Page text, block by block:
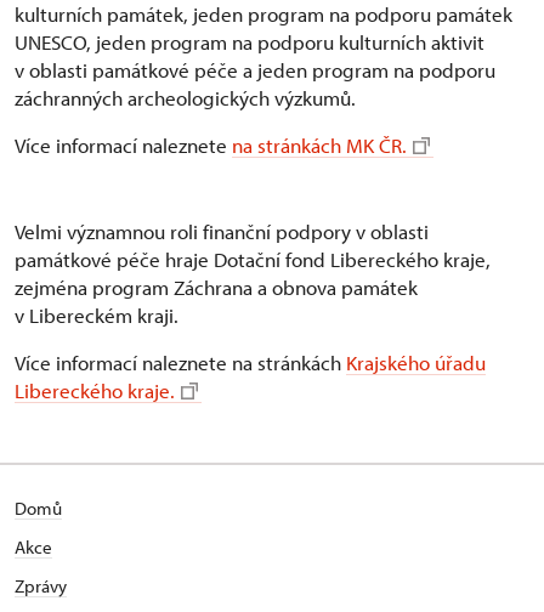
kulturních památek, jeden program na podporu památek
UNESCO, jeden program na podporu kulturních aktivit
v oblasti památkové péče a jeden program na podporu
záchranných archeologických výzkumů.
Více informací naleznete na stránkách MK ČR.
Velmi významnou roli finanční podpory v oblasti
památkové péče hraje Dotační fond Libereckého kraje,
zejména program Záchrana a obnova památek
v Libereckém kraji.
Více informací naleznete na stránkách Krajského úřadu
Libereckého kraje.
Domů
Akce
Zprávy